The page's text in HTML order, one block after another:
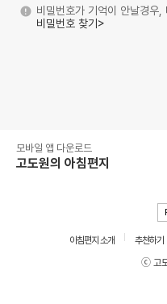
비밀번호가 기억이 안날경우
비밀번호 찾기>
모바일 앱 다운로드
고도원의 아침편지
아침편지 소개 추천하기
ⓒ 고